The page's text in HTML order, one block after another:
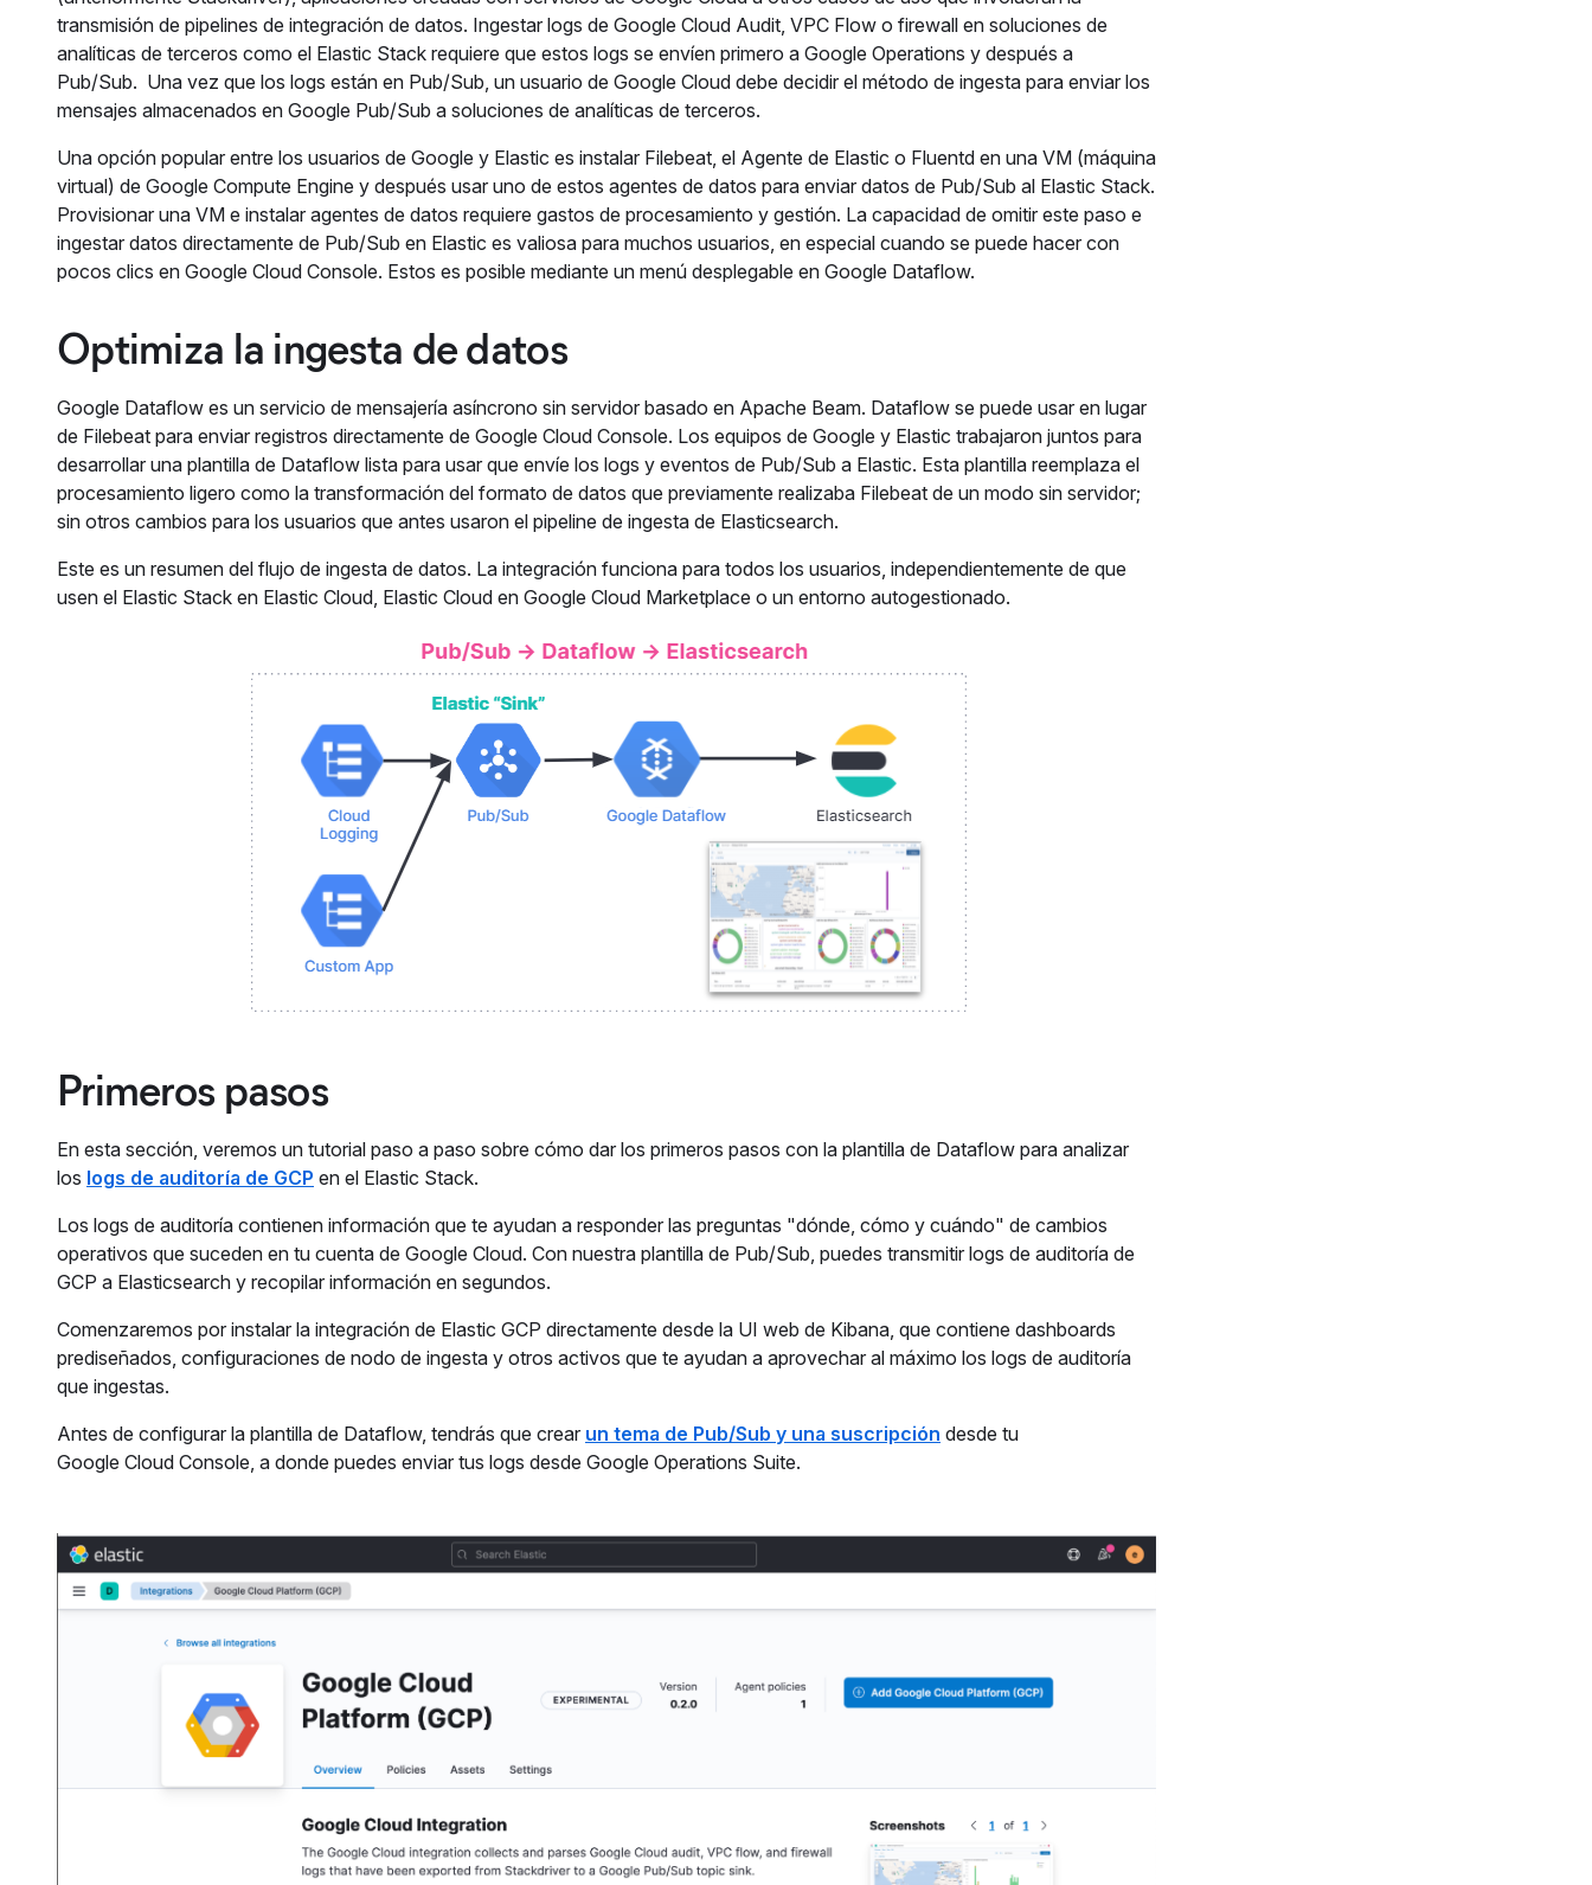
transmisión de pipelines de integración de datos. Ingestar logs de Google Cloud Audit, VPC Flow o firewall en soluciones de
analíticas de terceros como el Elastic Stack requiere que estos logs se envíen primero a Google Operations y después a
Pub/Sub. Una vez que los logs están en Pub/Sub, un usuario de Google Cloud debe decidir el método de ingesta para enviar los
mensajes almacenados en Google Pub/Sub a soluciones de analíticas de terceros.
Una opción popular entre los usuarios de Google y Elastic es instalar Filebeat, el Agente de Elastic o Fluentd en una VM (máquina
virtual) de Google Compute Engine y después usar uno de estos agentes de datos para enviar datos de Pub/Sub al Elastic Stack.
Provisionar una VM e instalar agentes de datos requiere gastos de procesamiento y gestión. La capacidad de omitir este paso e
ingestar datos directamente de Pub/Sub en Elastic es valiosa para muchos usuarios, en especial cuando se puede hacer con
pocos clics en Google Cloud Console. Estos es posible mediante un menú desplegable en Google Dataflow.
Optimiza la ingesta de datos
Google Dataflow es un servicio de mensajería asíncrono sin servidor basado en Apache Beam. Dataflow se puede usar en lugar
de Filebeat para enviar registros directamente de Google Cloud Console. Los equipos de Google y Elastic trabajaron juntos para
desarrollar una plantilla de Dataflow lista para usar que envíe los logs y eventos de Pub/Sub a Elastic. Esta plantilla reemplaza el
procesamiento ligero como la transformación del formato de datos que previamente realizaba Filebeat de un modo sin servidor;
sin otros cambios para los usuarios que antes usaron el pipeline de ingesta de Elasticsearch.
Este es un resumen del flujo de ingesta de datos. La integración funciona para todos los usuarios, independientemente de que
usen el Elastic Stack en Elastic Cloud, Elastic Cloud en Google Cloud Marketplace o un entorno autogestionado.
Primeros pasos
En esta sección, veremos un tutorial paso a paso sobre cómo dar los primeros pasos con la plantilla de Dataflow para analizar
los logs de auditoría de GCP en el Elastic Stack.
Los logs de auditoría contienen información que te ayudan a responder las preguntas "dónde, cómo y cuándo" de cambios
operativos que suceden en tu cuenta de Google Cloud. Con nuestra plantilla de Pub/Sub, puedes transmitir logs de auditoría de
GCP a Elasticsearch y recopilar información en segundos.
Comenzaremos por instalar la integración de Elastic GCP directamente desde la UI web de Kibana, que contiene dashboards
prediseñados, configuraciones de nodo de ingesta y otros activos que te ayudan a aprovechar al máximo los logs de auditoría
que ingestas.
Antes de configurar la plantilla de Dataflow, tendrás que crear un tema de Pub/Sub y una suscripción desde tu
Google Cloud Console, a donde puedes enviar tus logs desde Google Operations Suite.